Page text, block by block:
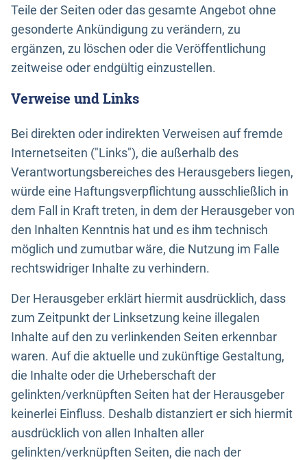
Teile der Seiten oder das gesamte Angebot ohne
gesonderte Ankündigung zu verändern, zu
ergänzen, zu löschen oder die Veröffentlichung
zeitweise oder endgültig einzustellen.
Verweise und Links
Bei direkten oder indirekten Verweisen auf fremde
Internetseiten ("Links"), die außerhalb des
Verantwortungsbereiches des Herausgebers liegen,
würde eine Haftungsverpflichtung ausschließlich in
dem Fall in Kraft treten, in dem der Herausgeber von
den Inhalten Kenntnis hat und es ihm technisch
möglich und zumutbar wäre, die Nutzung im Falle
rechtswidriger Inhalte zu verhindern.
Der Herausgeber erklärt hiermit ausdrücklich, dass
zum Zeitpunkt der Linksetzung keine illegalen
Inhalte auf den zu verlinkenden Seiten erkennbar
waren. Auf die aktuelle und zukünftige Gestaltung,
die Inhalte oder die Urheberschaft der
gelinkten/verknüpften Seiten hat der Herausgeber
keinerlei Einfluss. Deshalb distanziert er sich hiermit
ausdrücklich von allen Inhalten aller
gelinkten/verknüpften Seiten, die nach der